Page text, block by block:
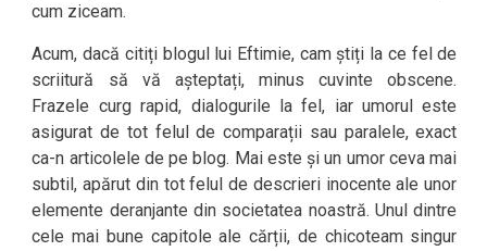
cum ziceam.
Acum, dacă citiți blogul lui Eftimie, cam știți la ce fel de
scriitură să vă așteptați, minus cuvinte obscene.
Frazele curg rapid, dialogurile la fel, iar umorul este
asigurat de tot felul de comparații sau paralele, exact
ca-n articolele de pe blog. Mai este și un umor ceva mai
subtil, apărut din tot felul de descrieri inocente ale unor
elemente deranjante din societatea noastră. Unul dintre
cele mai bune capitole ale cărții, de chicoteam singur